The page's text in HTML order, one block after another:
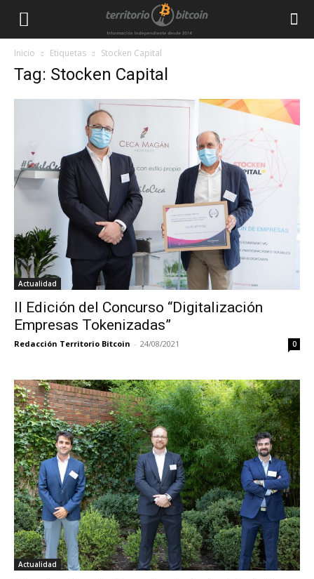
Inicio Etiquetas Stocken Capital
Tag: Stocken Capital
Actualidad
II Edición del Concurso “Digitalización
Empresas Tokenizadas”
Redacción Territorio Bitcoin - 24/08/2021 0
Actualidad